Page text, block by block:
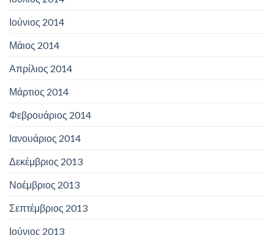
Ιούνιος 2014
Μάιος 2014
Απρίλιος 2014
Μάρτιος 2014
Φεβρουάριος 2014
Ιανουάριος 2014
Δεκέμβριος 2013
Νοέμβριος 2013
Σεπτέμβριος 2013
Ιούνιος 2013